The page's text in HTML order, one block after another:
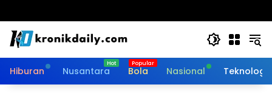
Hiburan Nusantara Bola Nasional Teknologi